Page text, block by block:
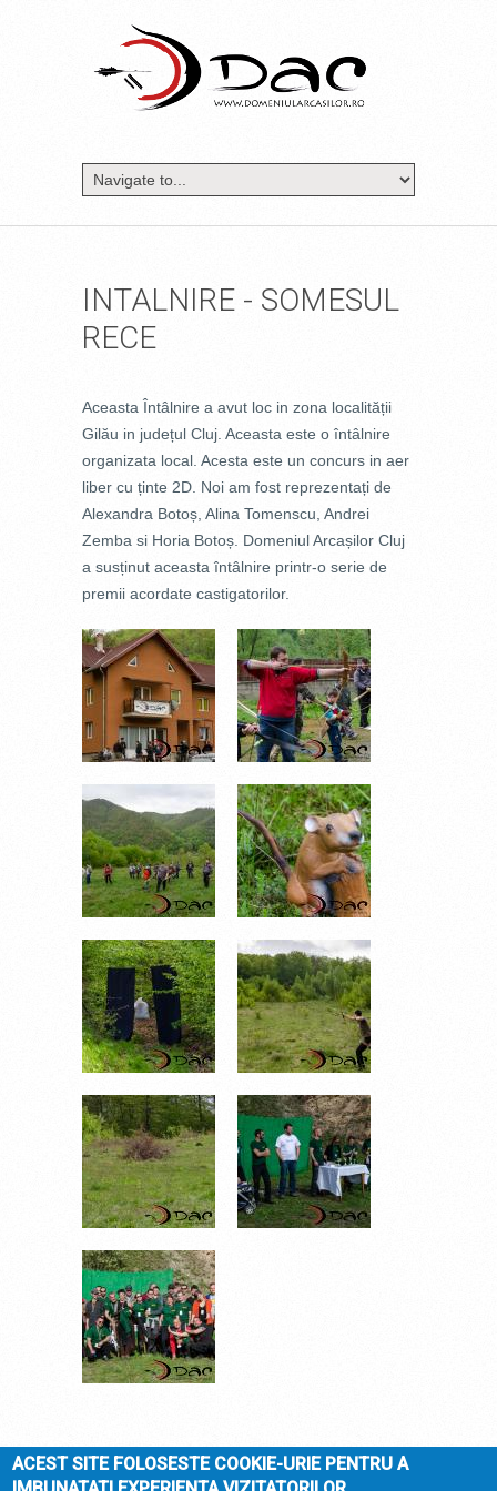
INTALNIRE - SOMESUL
RECE
Aceasta Întâlnire a avut loc in zona localității
Gilău in județul Cluj. Aceasta este o întâlnire
organizata local. Acesta este un concurs in aer
liber cu ținte 2D. Noi am fost reprezentați de
Alexandra Botoș, Alina Tomenscu, Andrei
Zemba si Horia Botoș. Domeniul Arcașilor Cluj
a susținut aceasta întâlnire printr-o serie de
premii acordate castigatorilor.
14057025151_751D71A099_O.JPG
_DSC7150.JPG
_DSC7163.JPG _DSC7172.JPG
_DSC7183.JPG _DSC7185.JPG
_DSC7189.JPG _DSC7199.JPG
_DSC7231.JPG
ACEST SITE FOLOSESTE COOKIE-URIE PENTRU A